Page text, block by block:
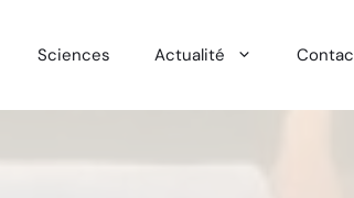
Sciences Actualité